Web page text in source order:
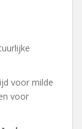
voor milde
voor